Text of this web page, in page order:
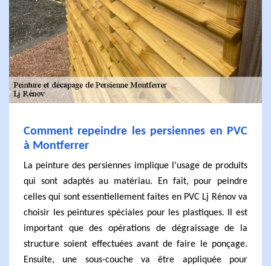
Comment repeindre les persiennes en PVC
à Montferrer
La peinture des persiennes implique l'usage de produits
qui sont adaptés au matériau. En fait, pour peindre
celles qui sont essentiellement faites en PVC Lj Rénov va
choisir les peintures spéciales pour les plastiques. Il est
important que des opérations de dégraissage de la
structure soient effectuées avant de faire le ponçage.
Ensuite, une sous-couche va être appliquée pour